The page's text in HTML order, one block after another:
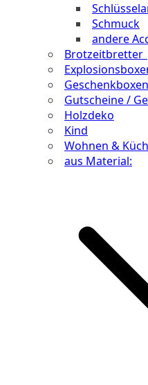
Schmuck
andere
Brotzeitbretter
Gutscheine /
Holzdeko
Kind
Wohnen &
aus Material: